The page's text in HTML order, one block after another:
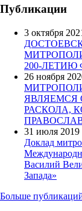
Публикации
3 октября
200-
26 ноября
ЯВЛЯЕМСЯ
РАСКОЛА,
31 июля 2019
Доклад
Василий
Запада»
Больше